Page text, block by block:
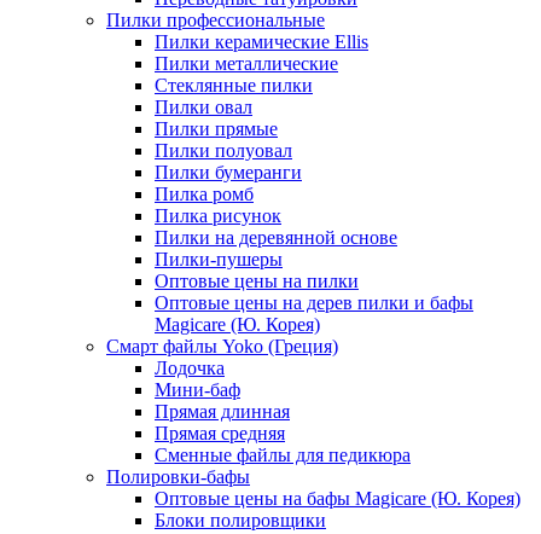
Пилки профессиональные
Пилки керамические Ellis
Пилки металлические
Стеклянные пилки
Пилки овал
Пилки прямые
Пилки полуовал
Пилки бумеранги
Пилка ромб
Пилка рисунок
Пилки на деревянной основе
Пилки-пушеры
Оптовые цены на пилки
Оптовые цены на дерев пилки и бафы
Magicare (Ю. Корея)
Смарт файлы Yoko (Греция)
Лодочка
Мини-баф
Прямая длинная
Прямая средняя
Сменные файлы для педикюра
Полировки-бафы
Оптовые цены на бафы Magicare (Ю. Корея)
Блоки полировщики